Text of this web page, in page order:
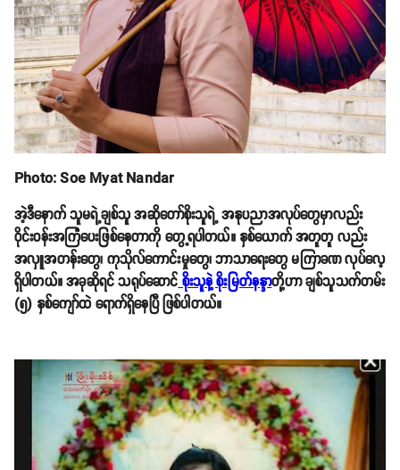
Photo: Soe Myat Nandar
အဲ့ဒီနောက် သူမရဲ့ချစ်သူ အဆိုတော်စိုးသူရဲ့ အနုပညာအလုပ်တွေမှာလည်း
ဝိုင်းဝန်းအကြံပေးဖြစ်နေတာကို တွေ့ရပါတယ်။ နှစ်ယောက် အတူတူ လည်း
အလှူအတန်းတွေ၊ ကုသိုလ်ကောင်းမှုတွေ၊ ဘာသာရေးတွေ မကြာခဏ လုပ်လေ့
ရှိပါတယ်။ အခုဆိုရင် သရုပ်ဆောင်စိုးသူနဲ့ စိုးမြတ်နန္ဒာတို့ဟာ ချစ်သူသက်တမ်း
(၅) နှစ်ကျော်ထဲ ရောက်ရှိနေပြီ ဖြစ်ပါတယ်။